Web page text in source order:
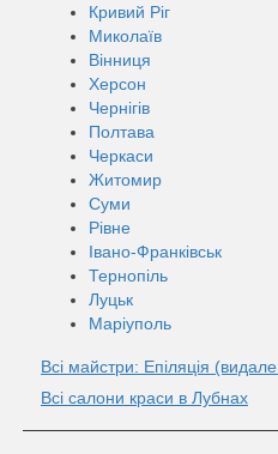
Кривий Ріг
Миколаїв
Вінниця
Херсон
Чернігів
Полтава
Черкаси
Житомир
Суми
Рівне
Івано-Франківськ
Тернопіль
Луцьк
Маріуполь
Всі майстри: Епіляція
Всі салони краси в Лубнах